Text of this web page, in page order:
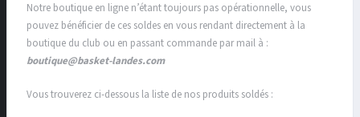
Notre boutique en ligne n’étant toujours pas opérationnelle, vous
pouvez bénéficier de ces soldes en vous rendant directement à la
boutique du club ou en passant commande par mail à :
boutique@basket-landes.com
Vous trouverez ci-dessous la liste de nos produits soldés :